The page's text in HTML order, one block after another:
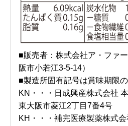
■販売者：株式会社ア・ファ
阪市小若江3-5-14）
■製造所固有記号は賞味期限の
KN・・・日成興産株式会社
東大阪市菱江2丁目7番4号
KH・・・補完医療製薬株式